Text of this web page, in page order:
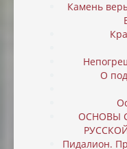
Камень
О
ОСНОВЫ
Пидалион.